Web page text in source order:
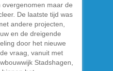
maar de
De laatste tijd was
andere projecten,
en de dreigende
door het nieuwe
vraag, vanuit met
Stadshagen,